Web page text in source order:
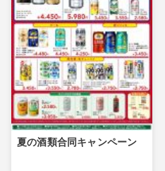
夏の酒類合同キャンペーン